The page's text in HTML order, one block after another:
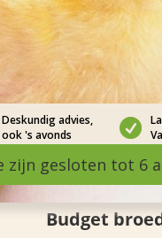
Deskundig advies,
ook 's avonds
zijn gesloten tot 6
Budget